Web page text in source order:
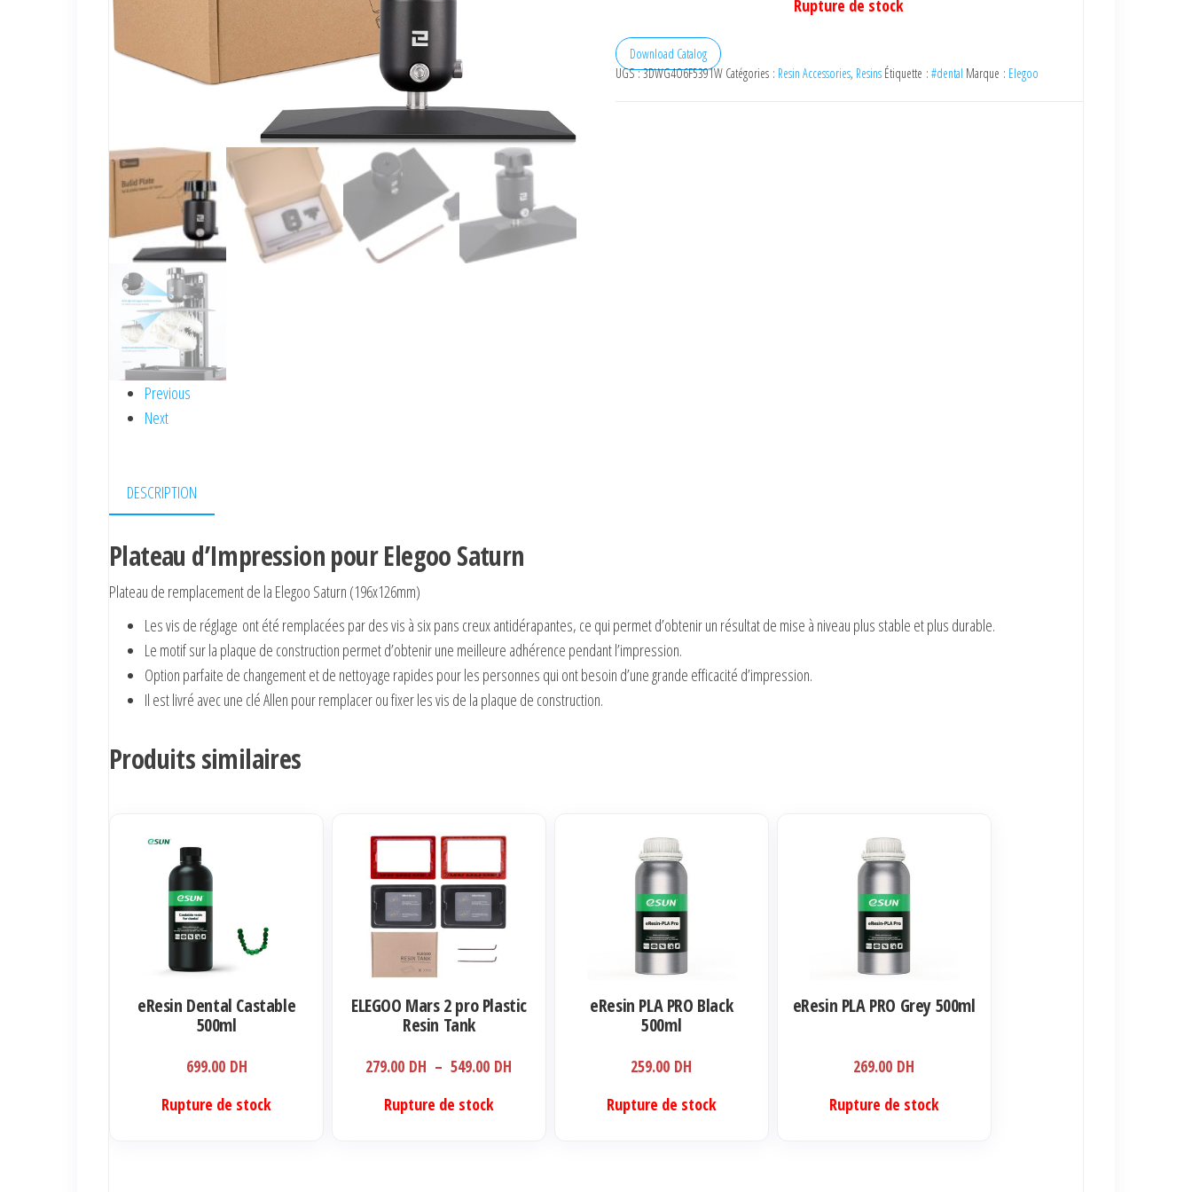
Previous
Next
Rupture de stock
Download Catalog
UGS :3DWG4O6F5391W Catégories : Resin Accessories, Resins Étiquette : #dental Marque : Elegoo
DESCRIPTION
Plateau d’Impression pour Elegoo Saturn
Plateau de remplacement de la Elegoo Saturn (196x126mm)
Les vis de réglage ont été remplacées par des vis à six pans creux antidérapantes, ce qui permet d’obtenir un résultat de mise à niveau plus stable et plus durable.
Le motif sur la plaque de construction permet d’obtenir une meilleure adhérence pendant l’impression.
Option parfaite de changement et de nettoyage rapides pour les personnes qui ont besoin d’une grande efficacité d’impression.
Il est livré avec une clé Allen pour remplacer ou fixer les vis de la plaque de construction.
Produits similaires
eResin Dental Castable
500ml
699.00 DH
Rupture de stock
ELEGOO Mars 2 pro Plastic
Resin Tank
279.00 DH – 549.00 DH
plusieurs
variations.
peuvent
choisies
Rupture de stock
eResin PLA PRO Black
500ml
259.00 DH
Rupture de stock
eResin PLA PRO Grey 500ml
269.00 DH
Rupture de stock